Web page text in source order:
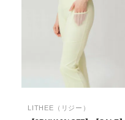
LITHEE（リジー）